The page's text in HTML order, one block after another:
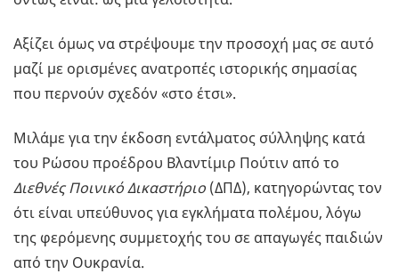
Αξίζει όμως να στρέψουμε την προσοχή μας σε αυτό
μαζί με ορισμένες ανατροπές ιστορικής σημασίας
που περνούν σχεδόν «στο έτσι».
Μιλάμε για την έκδοση εντάλματος σύλληψης κατά
του Ρώσου προέδρου Βλαντίμιρ Πούτιν από το
Διεθνές Ποινικό Δικαστήριο (ΔΠΔ), κατηγορώντας τον
ότι είναι υπεύθυνος για εγκλήματα πολέμου, λόγω
της φερόμενης συμμετοχής του σε απαγωγές παιδιών
από την Ουκρανία.